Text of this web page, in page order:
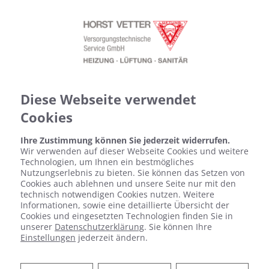
Diese Webseite verwendet
Cookies
Ihre Zustimmung können Sie jederzeit widerrufen.
Wir verwenden auf dieser Webseite Cookies und weitere
Technologien, um Ihnen ein bestmögliches
Nutzungserlebnis zu bieten. Sie können das Setzen von
Cookies auch ablehnen und unsere Seite nur mit den
technisch notwendigen Cookies nutzen. Weitere
Informationen, sowie eine detaillierte Übersicht der
Cookies und eingesetzten Technologien finden Sie in
unserer Datenschutzerklärung. Sie können Ihre
Einstellungen jederzeit ändern.